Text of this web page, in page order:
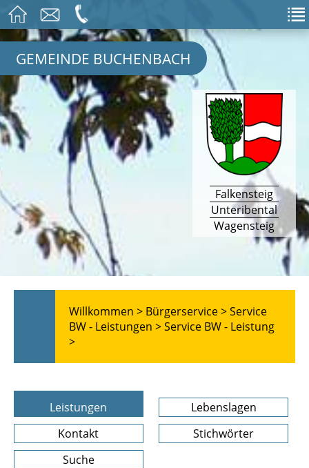
GEMEINDE BUCHENBACH
Falkensteig
Unteribental
Wagensteig
Willkommen > Bürgerservice >Service
BW - Leistungen >Service BW - Leistung
>
Leistungen
Lebenslagen
Kontakt
Stichwörter
Suche